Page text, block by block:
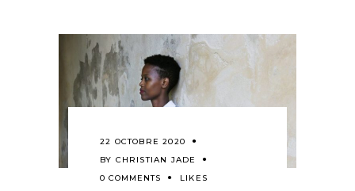
22 OCTOBRE 2020
BY CHRISTIAN JADE
0 COMMENTS
LIKES